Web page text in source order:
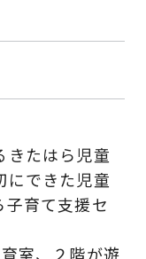
きたはら児童
にできた児童
育て支援セ
室、２階が遊